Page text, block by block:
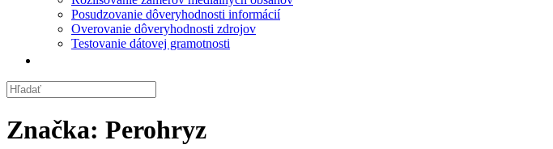
Posudzovanie dôveryhodnosti informácií
Overovanie dôveryhodnosti zdrojov
Testovanie dátovej gramotnosti
Značka: Perohryz